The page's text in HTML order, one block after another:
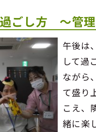
ごし方 ～管
午後は
して過
ながら
て盛り
こえ、
緒に楽